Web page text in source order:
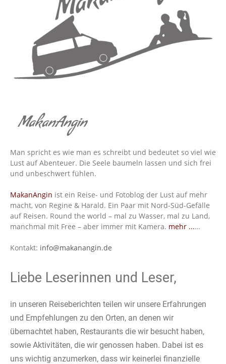
MakanAngin
Man spricht es wie man es schreibt und bedeutet so viel wie
Lust auf Abenteuer. Die Seele baumeln lassen und sich frei
und unbeschwert fühlen.
MakanAngin ist ein Reise- und Fotoblog der Lust auf mehr
macht, von Regine & Harald. Ein Paar mit Nord-Süd-Gefälle
auf Reisen. Round the world – mal zu Wasser, mal zu Land,
manchmal mit Free – aber immer mit Kamera. mehr ...…
Kontakt: info@makanangin.de
Liebe Leserinnen und Leser,
in unseren Reiseberichten teilen wir unsere Erfahrungen
und Empfehlungen zu den Orten, an denen wir
übernachtet haben, Restaurants die wir besucht haben,
sowie Aktivitäten, die wir genossen haben. Dabei ist es
uns wichtig anzumerken, dass wir keinerlei finanzielle